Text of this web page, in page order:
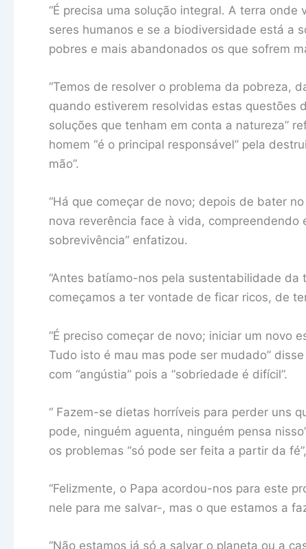
“É precisa uma solução integral. A terra
seres humanos e se a biodiversidade está a
pobres e mais abandonados os que sofrem
“Temos de resolver o problema da pobreza,
quando estiverem resolvidas estas questões
soluções que tenham em conta a natureza”
homem “é o principal responsável” pela
mão”.
“Há que começar de novo; depois de bater
nova reverência face à vida,
sobrevivência” enfatizou.
“Antes batíamo-nos pela sustentabilidade
começamos a ter vontade de ficar ricos, de
“É preciso começar de novo; iniciar um
Tudo isto é mau mas pode ser mudado”
com “angústia” pois a “sobriedade é difícil”.
“ Fazem-se dietas horríveis para perder uns
pode, ninguém aguenta, ninguém pensa
os problemas “só pode ser feita a partir da
“Felizmente, o Papa acordou-nos para este
nele para me salvar-, mas o que estamos a
“Não estamos já só a salvar o planeta ou a